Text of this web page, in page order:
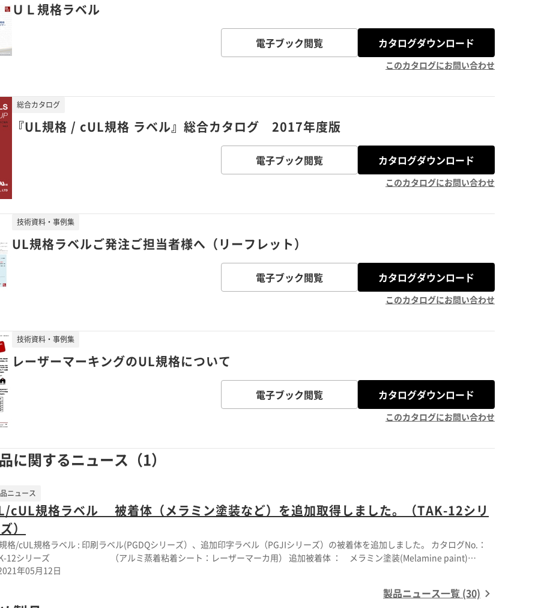
ＵＬ規格ラベル
電子ブック閲覧 カタログダウンロード
このカタログにお問い合わせ
『UL規格 / cUL規格 ラベル』総合カタログ 2017年度版
総合カタログ
電子ブック閲覧 カタログダウンロード
このカタログにお問い合わせ
UL規格ラベルご発注ご担当者様へ（リーフレット）
技術資料・事例集
電子ブック閲覧 カタログダウンロード
このカタログにお問い合わせ
レーザーマーキングのUL規格について
技術資料・事例集
電子ブック閲覧 カタログダウンロード
このカタログにお問い合わせ
に関するニュース（1）
cUL規格ラベル 被着体（メラミン塗装など）を追加取得しました。（TAK-12シリ
）
ニュース
格/cUL規格ラベル : 印刷ラベル(PGDQシリーズ）、追加印字ラベル（PGJIシリーズ）の被着体を追加しました。 カタログNo.：
12シリーズ （アルミ蒸着粘着シート：レーザーマーカ用） 追加被着体 ： メラミン塗装(Melamine paint)
terephthalate) ポリウレタン塗装(Polyurethane paint)
年05月12日
製品ニュース一覧 (30)